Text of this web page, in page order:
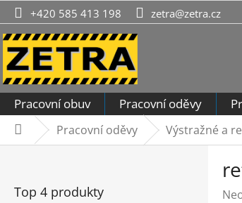
Přejít
na
obsah
+420 585 413 198 zetra@zetra.cz
Pracovní obuv Pracovní oděvy
DomůPracovní oděvy Výstražné a
Top 4 produkty